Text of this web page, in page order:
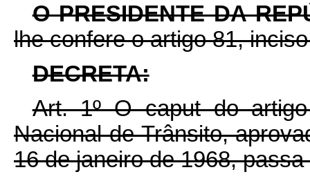
O PRESIDENTE DA
lhe confere o artigo 81,
DECRETA:
Art. 1º O caput do
Nacional de Trânsito,
16 de janeiro de 1968,